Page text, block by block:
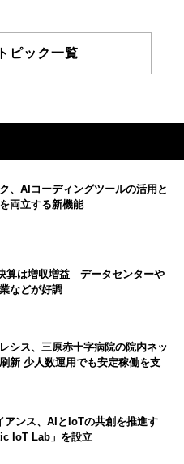
ピック一覧
、AIコーディングツールの活用と
両立する新機能
算は増収増益 データセンターや
などが好調
シス、三原赤十字病院の院内ネッ
新 少人数運用でも安定稼働を支
アンス、AIとIoTの共創を推進す
IoT Lab」を設立